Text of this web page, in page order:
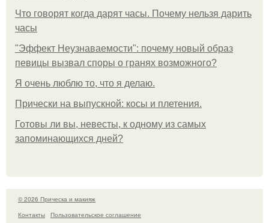
Что говорят когда дарят часы. Почему нельзя дарить
часы
"Эффект Неузнаваемости": почему новый образ
певицы вызвал споры о гранях возможного?
Я очень люблю то, что я делаю.
Прически на выпускной: косы и плетения.
Готовы ли вы, невесты, к одному из самых
запоминающихся дней?
© 2026 Прическа и макияж
Контакты
Пользовательское соглашение